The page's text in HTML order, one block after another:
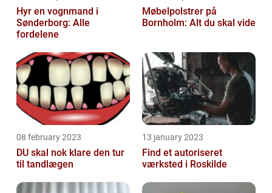
Hyr en vognmand i
Sønderborg: Alle
fordelene
Møbelpolstrer på
Bornholm: Alt du skal vide
08 february 2023
DU skal nok klare den tur
til tandlægen
13 january 2023
Find et autoriseret
værksted i Roskilde